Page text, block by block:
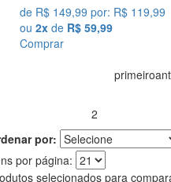
de R$ 149,99 por: R$ 119,99
ou 2x de R$ 59,99
Comprar
primeiro
2
por:
por página:
selecionados para